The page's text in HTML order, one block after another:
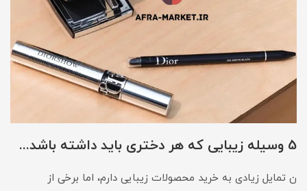
5 وسیله زیبایی که هر دختری باید داشته باشد...
ن تمایل زیادی به خرید محصولات زیبایی دارم، اما برخی از